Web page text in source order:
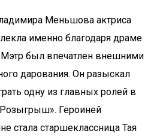
Меньшова актриса
именно благодаря драме
был впечатлен внешними
дарования. Он разыскал
одну из главных ролей в
Героиней
стала старшеклассница Тая